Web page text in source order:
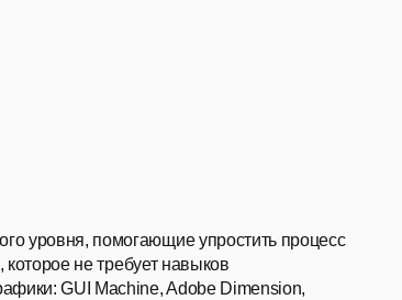
уровня, помогающие упростить процесс
не требует навыков
GUI Machine, Adobe Dimension,